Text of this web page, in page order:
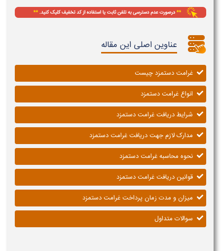
عناوین اصلی این مقاله
غرامت دستمزد چیست
انواع غرامت دستمزد
شرایط دریافت غرامت دستمزد
مدارک لازم جهت دریافت غرامت دستمزد
نحوه محاسبه غرامت دستمزد
قوانین دریافت غرامت دستمزد
میزان و مدت زمان پرداخت غرامت دستمزد
سوالات متداول